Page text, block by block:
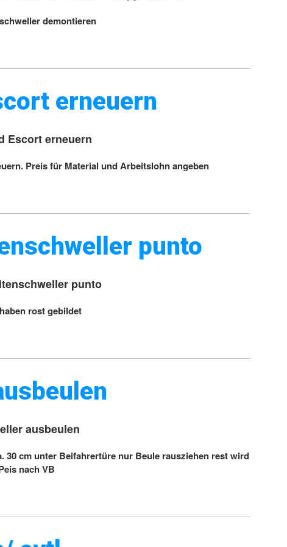
demontieren
erneuern
Escort erneuern
Preis für Material und Arbeitslohn angeben
punto
punto
rost gebildet
ausbeulen
cm unter Beifahrertüre nur Beule rausziehen rest wird
nach VB